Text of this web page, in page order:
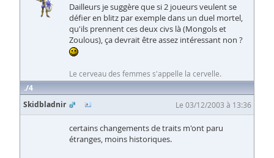
Dailleurs je suggère que si 2 joueurs veulent se
défier en blitz par exemple dans un duel mortel,
qu'ils prennent ces deux civs là (Mongols et
Zoulous), ça devrait être assez intéressant non ?
Le cerveau des femmes s'appelle la cervelle.
4
Skidbladnir
Le 03/12/2003 à 13:36
certains changements de traits m'ont paru
étranges, moins historiques.